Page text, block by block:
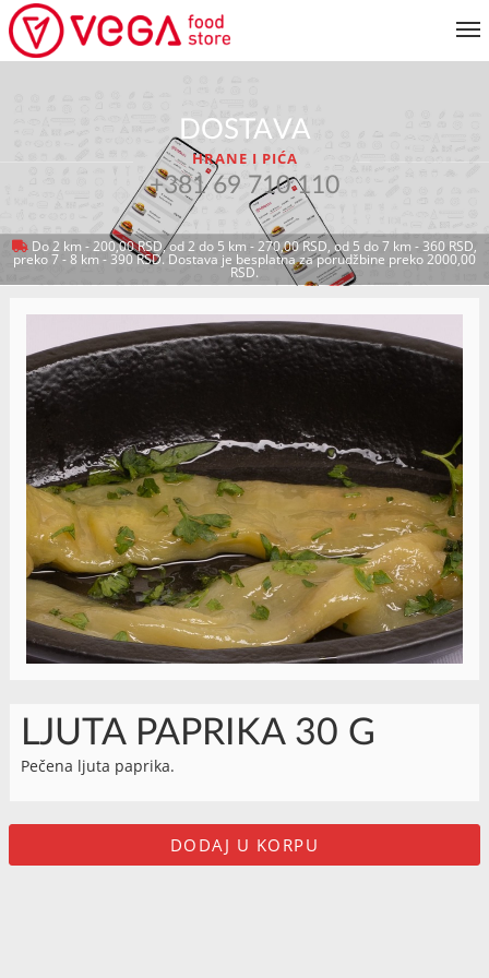
KORISNIČKI SERVISDOSTAVA
HRANE I PIĆA
+381 69 710 110
Do 2 km - 200,00 RSD, od 2 do 5 km - 270,00 RSD, od 5 do 7 km - 360 RSD,
preko 7 - 8 km - 390 RSD. Dostava je besplatna za porudžbine preko 2000,00
RSD.
VRATI SE NA JELOVNIK
LJUTA PAPRIKA 30 G
Pečena ljuta paprika.
DODAJ U KORPU